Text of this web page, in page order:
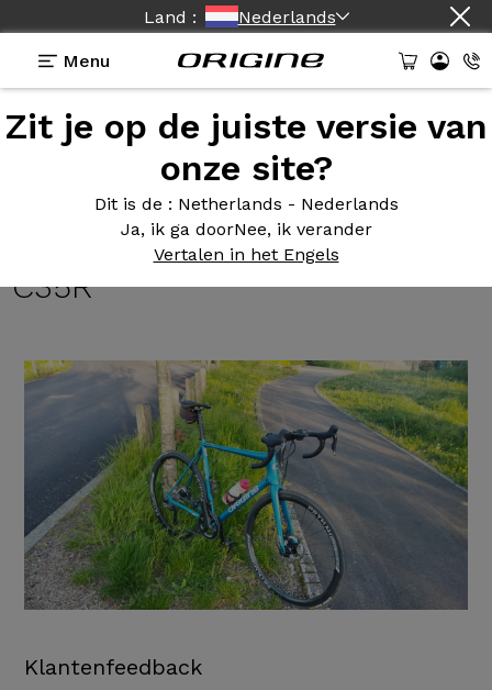
Land : Nederlands
Menu
Zit je op de juiste versie van
onze site?
Dit is de : Netherlands - Nederlands
Ja, ik ga doorNee, ik verander
Vertalen in het Engels
Getuigenissen>Axxome 2 GTR Evo - Shimano
Ultegra Di2 - Prymahl Orion C35R
Axxome 2 GTR Evo - Shimano
Ultegra Di2 - Prymahl Orion
C35R
Klantenfeedback